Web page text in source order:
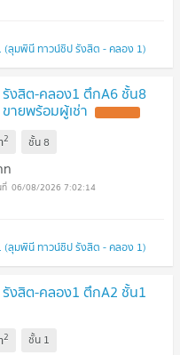
(ลุมพินี ทาวน์ชิป รังสิต - คลอง 1)
งสิต-คลอง1 ตึกA6 ชั้น8
ายพร้อมผู้เช่า
2 ชั้น8
ท
06/08/2026 7:02:14
(ลุมพินี ทาวน์ชิป รังสิต - คลอง 1)
งสิต-คลอง1 ตึกA2 ชั้น1
2 ชั้น 1